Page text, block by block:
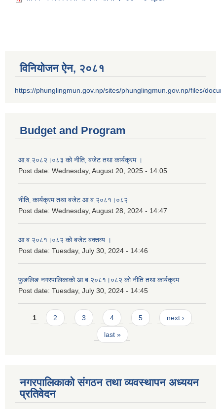
विनियोजन ऐन‚ २०८१
https://phunglingmun.gov.np/sites/phunglingmun.gov.np/files/
Budget and Program
आ.ब.२०८२।०८३ को नीति‚ बजेट तथा कार्यक्रम ।
Post date: Wednesday, August 20, 2025 - 14:05
नीति‚ कार्यक्रम तथा बजेट आ.ब.२०८१।०८२
Post date: Wednesday, August 28, 2024 - 14:47
आ.ब.२०८१।०८२ को बजेट बक्तव्य ।
Post date: Tuesday, July 30, 2024 - 14:46
फुङलिङ नगरपालिकाको आ.ब.२०८१।०८२ को नीति तथा कार्यक्रम
Post date: Tuesday, July 30, 2024 - 14:45
Pages
1 2 3 4 5 next ›
last »
नगरपालिकाको संगठन तथा व्यवस्थापन अध्ययन
प्रतिवेदन